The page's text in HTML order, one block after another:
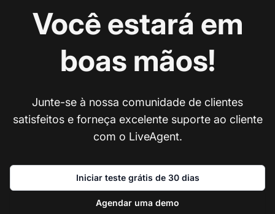
Você estará em
boas mãos!
Junte-se à nossa comunidade de clientes
satisfeitos e forneça excelente suporte ao cliente
com o LiveAgent.
Iniciar teste grátis de 30 dias
Agendar uma demo